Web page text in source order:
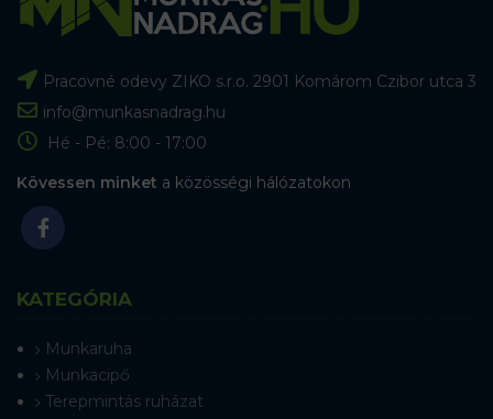
Pracovné odevy ZIKO s.r.o. 2901 Komárom Czibor utca 3
info@munkasnadrag.hu
Hé - Pé: 8:00 - 17:00
Kövessen minket a közösségi hálózatokon
KATEGÓRIA
Munkaruha
Munkacipő
Terepmintás ruházat